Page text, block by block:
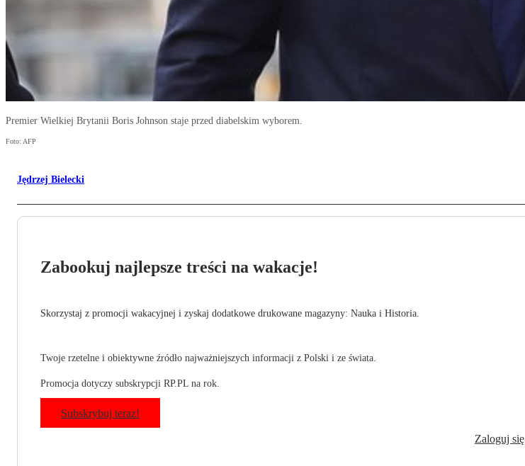
Premier Wielkiej Brytanii Boris Johnson staje przed diabelskim wyborem.
Foto: AFP
Jędrzej Bielecki
Zabookuj najlepsze treści na wakacje!
Skorzystaj z promocji wakacyjnej i zyskaj dodatkowe drukowane magazyny: Nauka i Historia.
Twoje rzetelne i obiektywne źródło najważniejszych informacji z Polski i ze świata.
Promocja dotyczy subskrypcji RP.PL na rok.
Subskrybuj teraz!
Zaloguj się